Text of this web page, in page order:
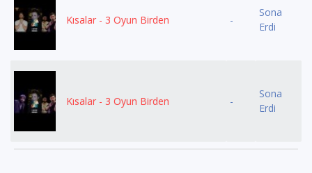
Kısalar - 3 Oyun Birden -
Sona
Erdi
Kısalar - 3 Oyun Birden -
Sona
Erdi